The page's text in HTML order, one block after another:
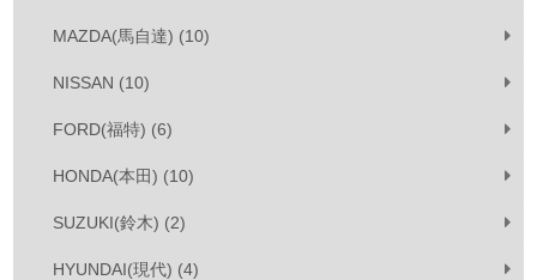
MAZDA(馬自達) (10)
NISSAN (10)
FORD(福特) (6)
HONDA(本田) (10)
SUZUKI(鈴木) (2)
HYUNDAI(現代) (4)